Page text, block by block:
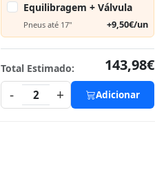
Equilibragem + Válvula
Pneus até 17" +9,50€/un
Total Estimado:
143,98€
-
2 + Adicionar